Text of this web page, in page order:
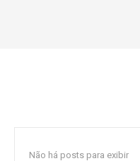
Não há posts para exibir